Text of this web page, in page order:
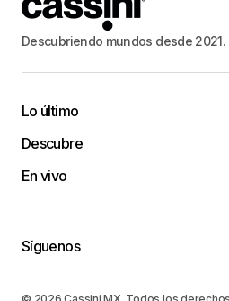
Descubriendo mundos desde 2021.
Lo último
Descubre
En vivo
Síguenos